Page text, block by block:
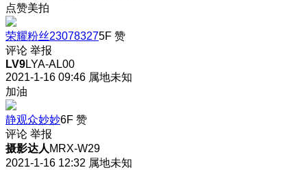
点赞美拍
荣耀粉丝230783275F 赞
评论 举报
LV9LYA-AL00
2021-1-16 09:46 属地未知
加油
静观众妙妙6F 赞
评论 举报
摄影达人 MRX-W29
2021-1-16 12:32 属地未知